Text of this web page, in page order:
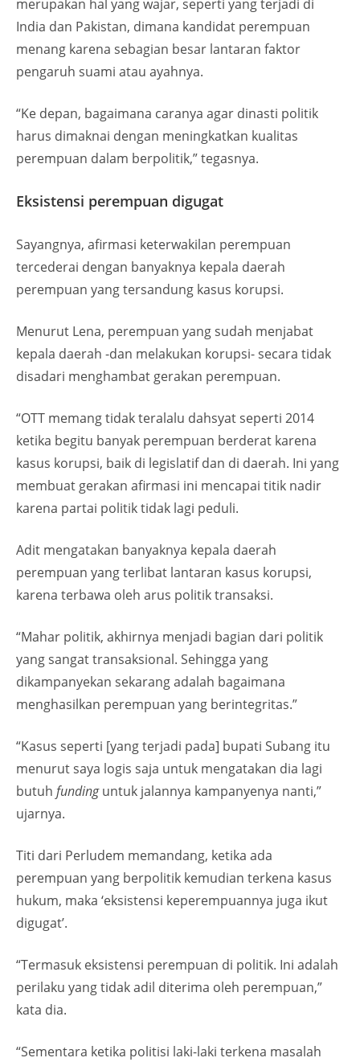
merupakan hal yang wajar, seperti yang terjadi di
India dan Pakistan, dimana kandidat perempuan
menang karena sebagian besar lantaran faktor
pengaruh suami atau ayahnya.
“Ke depan, bagaimana caranya agar dinasti politik
harus dimaknai dengan meningkatkan kualitas
perempuan dalam berpolitik,” tegasnya.
Eksistensi perempuan digugat
Sayangnya, afirmasi keterwakilan perempuan
tercederai dengan banyaknya kepala daerah
perempuan yang tersandung kasus korupsi.
Menurut Lena, perempuan yang sudah menjabat
kepala daerah -dan melakukan korupsi- secara tidak
disadari menghambat gerakan perempuan.
“OTT memang tidak teralalu dahsyat seperti 2014
ketika begitu banyak perempuan berderat karena
kasus korupsi, baik di legislatif dan di daerah. Ini yang
membuat gerakan afirmasi ini mencapai titik nadir
karena partai politik tidak lagi peduli.
Adit mengatakan banyaknya kepala daerah
perempuan yang terlibat lantaran kasus korupsi,
karena terbawa oleh arus politik transaksi.
“Mahar politik, akhirnya menjadi bagian dari politik
yang sangat transaksional. Sehingga yang
dikampanyekan sekarang adalah bagaimana
menghasilkan perempuan yang berintegritas.”
“Kasus seperti [yang terjadi pada] bupati Subang itu
menurut saya logis saja untuk mengatakan dia lagi
butuh fundinguntuk jalannya kampanyenya nanti,”
ujarnya.
Titi dari Perludem memandang, ketika ada
perempuan yang berpolitik kemudian terkena kasus
hukum, maka ‘eksistensi keperempuannya juga ikut
digugat’.
“Termasuk eksistensi perempuan di politik. Ini adalah
perilaku yang tidak adil diterima oleh perempuan,”
kata dia.
“Sementara ketika politisi laki-laki terkena masalah